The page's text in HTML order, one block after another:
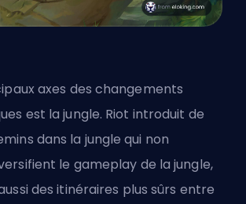
axes des changements
est la jungle. Riot introduit de
dans la jungle qui non
le gameplay de la jungle,
des itinéraires plus sûrs entre